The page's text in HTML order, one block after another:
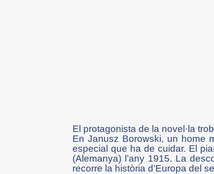
El protagonista de la novel·la
En Janusz Borowski, un home
especial que ha de cuidar. El
(Alemanya) l’any 1915. La
recorre la història d’Europa del